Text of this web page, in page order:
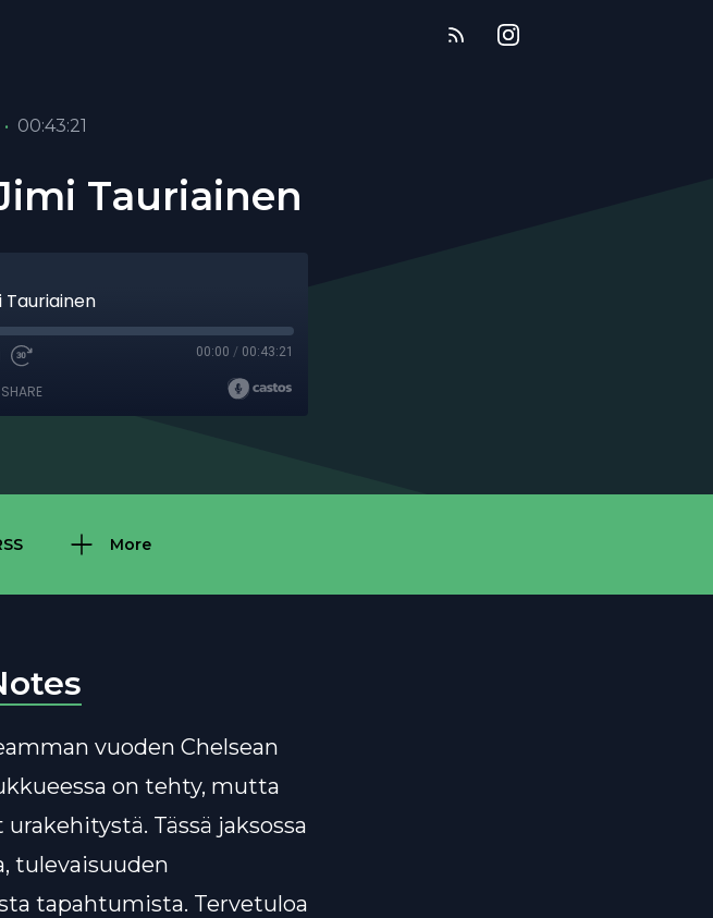
• 00:43:21
Tauriainen
Tauriainen
00:00 / 00:43:21
SHARE
More
vuoden Chelsean
on tehty, mutta
Tässä jaksossa
tulevaisuuden
tapahtumista. Tervetuloa